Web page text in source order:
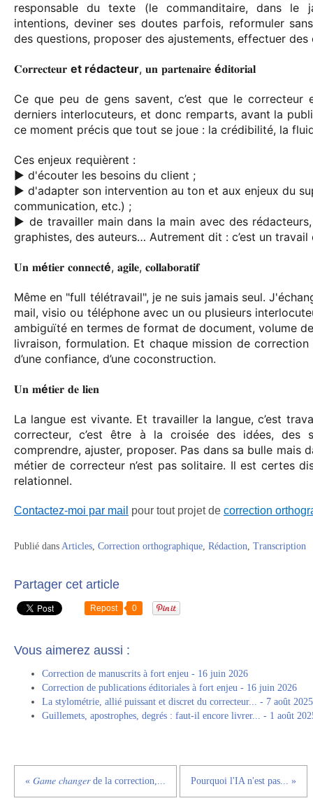
responsable du texte (le commanditaire, dans le
intentions, deviner ses doutes parfois, reformuler
des questions, proposer des ajustements, effectuer des
𝐂𝐨𝐫𝐫𝐞𝐜𝐭𝐞𝐮𝐫 et rédacteur, 𝐮𝐧 𝐩𝐚𝐫𝐭𝐞𝐧𝐚𝐢𝐫𝐞 é𝐝𝐢𝐭𝐨𝐫𝐢𝐚𝐥
Ce que peu de gens savent, c’est que le correcteur
derniers interlocuteurs, et donc remparts, avant la
ce moment précis que tout se joue : la crédibilité, la
Ces enjeux requièrent :
▶️ d'écouter les besoins du client ;
▶️ d'adapter son intervention au ton et aux enjeux du
communication, etc.) ;
▶️ de travailler main dans la main avec des
graphistes, des auteurs… Autrement dit : c’est un travail
𝐔𝐧 𝐦é𝐭𝐢𝐞𝐫 𝐜𝐨𝐧𝐧𝐞𝐜𝐭é, 𝐚𝐠𝐢𝐥𝐞, 𝐜𝐨𝐥𝐥𝐚𝐛𝐨𝐫𝐚𝐭𝐢𝐟
Même en "full télétravail", je ne suis jamais seul.
mail, visio ou téléphone avec un ou plusieurs
ambiguïté en termes de format de document, volume
livraison, formulation. Et chaque mission de correction
d’une confiance, d’une coconstruction.
𝐔𝐧 𝐦é𝐭𝐢𝐞𝐫 𝐝𝐞 𝐥𝐢𝐞𝐧
La langue est vivante. Et travailler la langue, c’est
correcteur, c’est être à la croisée des idées, des
comprendre, ajuster, proposer. Pas dans sa bulle mais
métier de correcteur n’est pas solitaire. Il est certes
relationnel.
Contactez-moi par mail pour tout projet de correction
Publié dans Articles, Correction orthographique, Rédaction, Transcription
Partager cet article
Repost 0
Vous aimerez aussi :
Correction de manuscrits à fort enjeu - 16 juin 2026
Correction de publications éditoriales à fort enjeu - 16 juin 2026
La stylométrie, allié puissant et discret du correcteur... - 7 août 2025
Guillemets, apostrophes, degrés : faut-il encore livrer... - 1 août
« 𝐺𝑎𝑚𝑒 𝑐ℎ𝑎𝑛𝑔𝑒𝑟 de la correction,... Pourquoi l'IA n'est pas... »